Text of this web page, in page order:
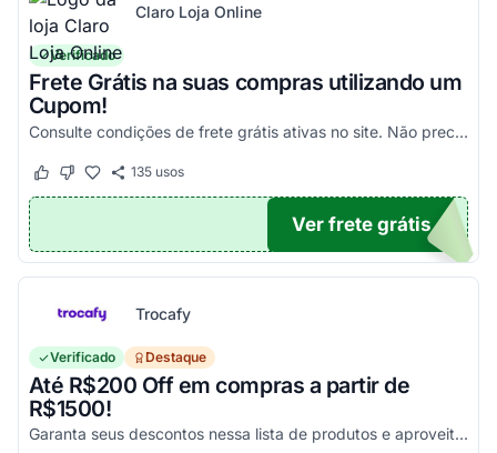
Claro Loja Online
Verificado
Frete Grátis na suas compras utilizando um
Cupom!
Consulte condições de frete grátis ativas no site. Não precisa aplicar código promocional Claro Loja!
Este cupom funcionou
Este cupom não funcionou
135usos
TICO
Ver frete grátis
Trocafy
Verificado Destaque
Até R$200 Off em compras a partir de
R$1500!
Garanta seus descontos nessa lista de produtos e aproveite para economizar agora mesmo! Válido para todo o site exceto em produtos com o selo "Estou Zerado"